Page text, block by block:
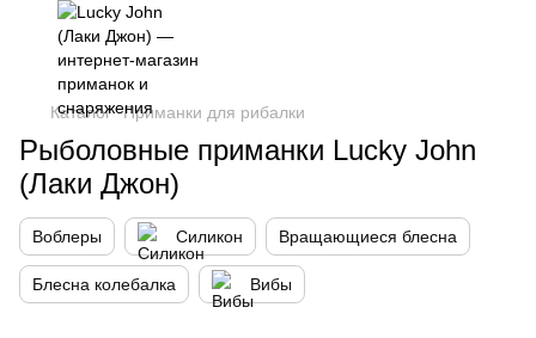
Каталог Приманки для рибалки
Рыболовные приманки Lucky John
(Лаки Джон)
Воблеры Силикон Вращающиеся блесна
Блесна колебалка Вибы